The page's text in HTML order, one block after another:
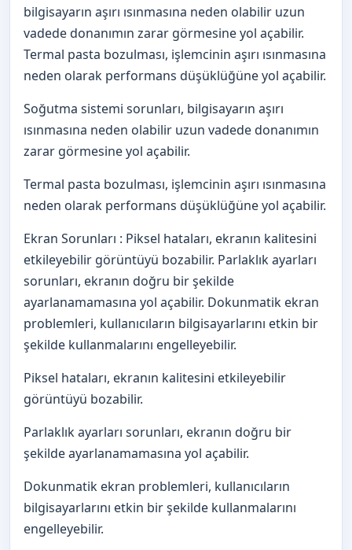
bilgisayarın aşırı ısınmasına neden olabilir uzun
vadede donanımın zarar görmesine yol açabilir.
Termal pasta bozulması, işlemcinin aşırı ısınmasına
neden olarak performans düşüklüğüne yol açabilir.
Soğutma sistemi sorunları, bilgisayarın aşırı
ısınmasına neden olabilir uzun vadede donanımın
zarar görmesine yol açabilir.
Termal pasta bozulması, işlemcinin aşırı ısınmasına
neden olarak performans düşüklüğüne yol açabilir.
Ekran Sorunları : Piksel hataları, ekranın kalitesini
etkileyebilir görüntüyü bozabilir. Parlaklık ayarları
sorunları, ekranın doğru bir şekilde
ayarlanamamasına yol açabilir. Dokunmatik ekran
problemleri, kullanıcıların bilgisayarlarını etkin bir
şekilde kullanmalarını engelleyebilir.
Piksel hataları, ekranın kalitesini etkileyebilir
görüntüyü bozabilir.
Parlaklık ayarları sorunları, ekranın doğru bir
şekilde ayarlanamamasına yol açabilir.
Dokunmatik ekran problemleri, kullanıcıların
bilgisayarlarını etkin bir şekilde kullanmalarını
engelleyebilir.